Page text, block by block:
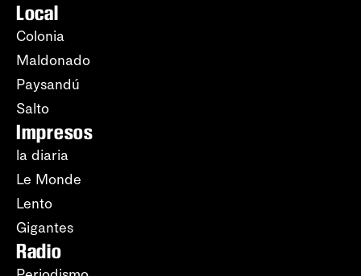
Local
Colonia
Maldonado
Paysandú
Salto
Impresos
la diaria
Le Monde
Lento
Gigantes
Radio